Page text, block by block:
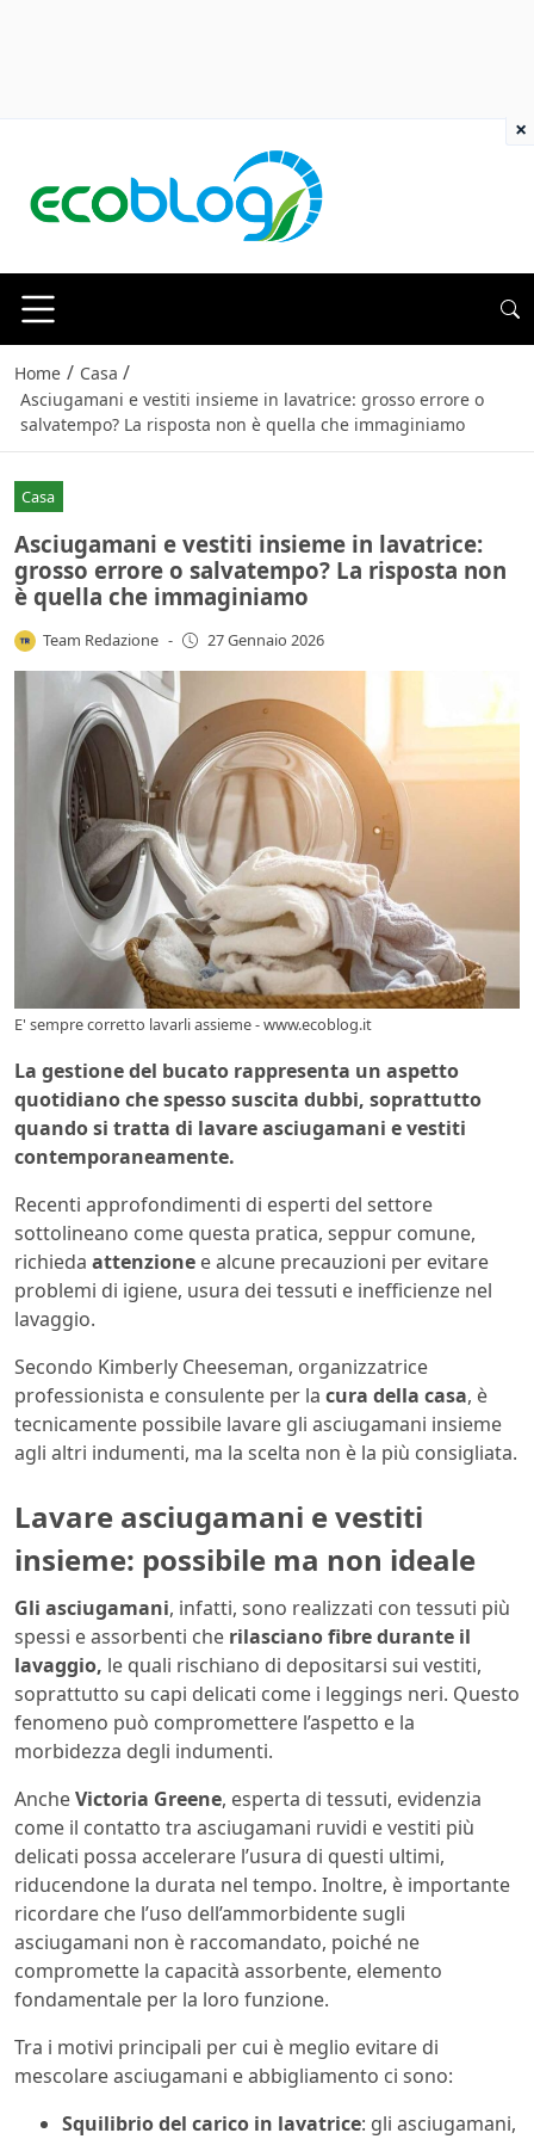
Home / Casa /
Asciugamani e vestiti insieme in lavatrice: grosso errore o
salvatempo? La risposta non è quella che immaginiamo
Casa
Asciugamani e vestiti insieme in lavatrice:
grosso errore o salvatempo? La risposta non
è quella che immaginiamo
Team Redazione - 27 Gennaio 2026
E' sempre corretto lavarli assieme - www.ecoblog.it
La gestione del bucato rappresenta un aspetto
quotidiano che spesso suscita dubbi, soprattutto
quando si tratta di lavare asciugamani e vestiti
contemporaneamente.
Recenti approfondimenti di esperti del settore
sottolineano come questa pratica, seppur comune,
richieda attenzione e alcune precauzioni per evitare
problemi di igiene, usura dei tessuti e inefficienze nel
lavaggio.
Secondo Kimberly Cheeseman, organizzatrice
professionista e consulente per la cura della casa, è
tecnicamente possibile lavare gli asciugamani insieme
agli altri indumenti, ma la scelta non è la più consigliata.
Lavare asciugamani e vestiti
insieme: possibile ma non ideale
Gli asciugamani, infatti, sono realizzati con tessuti più
spessi e assorbenti che rilasciano fibre durante il
lavaggio, le quali rischiano di depositarsi sui vestiti,
soprattutto su capi delicati come i leggings neri. Questo
fenomeno può compromettere l’aspetto e la
morbidezza degli indumenti.
AncheVictoria Greene, esperta di tessuti, evidenzia
come il contatto tra asciugamani ruvidi e vestiti più
delicati possa accelerare l’usura di questi ultimi,
riducendone la durata nel tempo. Inoltre, è importante
ricordare che l’uso dell’ammorbidente sugli
asciugamani non è raccomandato, poiché ne
compromette la capacità assorbente, elemento
fondamentale per la loro funzione.
Tra i motivi principali per cui è meglio evitare di
mescolare asciugamani e abbigliamento ci sono:
Squilibrio del carico in lavatrice: gli asciugamani,
×